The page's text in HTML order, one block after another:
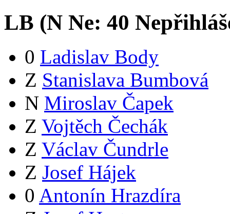
LB (N Ne: 40
0 Ladislav Body
Z Stanislava Bumbová
N Miroslav Čapek
Z Vojtěch Čechák
Z Václav Čundrle
Z Josef Hájek
0 Antonín Hrazdíra